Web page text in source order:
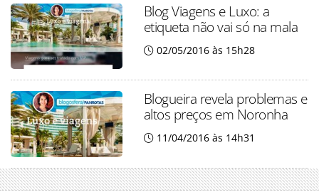
Blog Viagens e Luxo: a
etiqueta não vai só na mala
02/05/2016 às 15h28
Blogueira revela problemas e
altos preços em Noronha
11/04/2016 às 14h31